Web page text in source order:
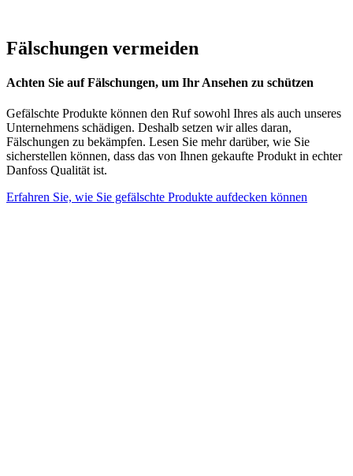
Fälschungen vermeiden
Achten Sie auf Fälschungen, um Ihr Ansehen zu schützen
Gefälschte Produkte können den Ruf sowohl Ihres als auch unseres
Unternehmens schädigen. Deshalb setzen wir alles daran,
Fälschungen zu bekämpfen. Lesen Sie mehr darüber, wie Sie
sicherstellen können, dass das von Ihnen gekaufte Produkt in echter
Danfoss Qualität ist.
Erfahren Sie, wie Sie gefälschte Produkte aufdecken können